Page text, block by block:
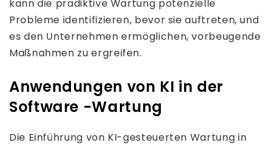
kann die prädiktive Wartung potenzielle
Probleme identifizieren, bevor sie auftreten, und
es den Unternehmen ermöglichen, vorbeugende
Maßnahmen zu ergreifen.
Anwendungen von KI in der
Software -Wartung
Die Einführung von KI-gesteuerten Wartung in